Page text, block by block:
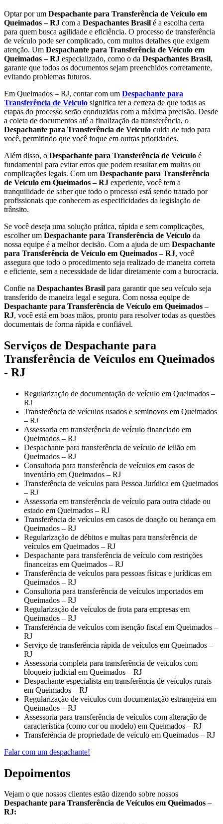
Optar por um Despachante para Transferência de Veículo em
Queimados – RJ com a Despachantes Brasil é a escolha certa
para quem busca agilidade e eficiência. O processo de transferência
de veículo pode ser complicado, com muitos detalhes que exigem
atenção. Um Despachante para Transferência de Veículo em
Queimados – RJ especializado, como o da Despachantes Brasil,
garante que todos os documentos sejam preenchidos corretamente,
evitando problemas futuros.
Em Queimados – RJ, contar com um Despachante para
Transferência de Veículo significa ter a certeza de que todas as
etapas do processo serão conduzidas com a máxima precisão. Desde
a coleta de documentos até a finalização da transferência, o
Despachante para Transferência de Veículo cuida de tudo para
você, permitindo que você foque em outras prioridades.
Além disso, o Despachante para Transferência de Veículo é
fundamental para evitar erros que podem resultar em multas ou
complicações legais. Com um Despachante para Transferência
de Veículo em Queimados – RJ experiente, você tem a
tranquilidade de saber que todo o processo está sendo tratado por
profissionais que conhecem as especificidades da legislação de
trânsito.
Se você deseja uma solução prática, rápida e sem complicações,
escolher um Despachante para Transferência de Veículo da
nossa equipe é a melhor decisão. Com a ajuda de um Despachante
para Transferência de Veículo em Queimados – RJ, você
assegura que todo o procedimento seja realizado de maneira correta
e eficiente, sem a necessidade de lidar diretamente com a burocracia.
Confie na Despachantes Brasil para garantir que seu veículo seja
transferido de maneira legal e segura. Com nossa equipe de
Despachante para Transferência de Veículo em Queimados –
RJ, você está em boas mãos, pronto para resolver todas as questões
documentais de forma rápida e confiável.
Serviços de Despachante para
Transferência de Veículos em Queimados
- RJ
Regularização de documentação de veículo em Queimados –
RJ
Transferência de veículos usados e seminovos em Queimados
– RJ
Assessoria em transferência de veículo financiado em
Queimados – RJ
Despachante para transferência de veículo de leilão em
Queimados – RJ
Consultoria para transferência de veículos em casos de
inventário em Queimados – RJ
Transferência de veículos para Pessoa Jurídica em Queimados
– RJ
Assessoria em transferência de veículo para outra cidade ou
estado em Queimados – RJ
Transferência de veículos em casos de doação ou herança em
Queimados – RJ
Regularização de débitos e multas para transferência de
veículos em Queimados – RJ
Despachante para transferência de veículo com restrições
financeiras em Queimados – RJ
Transferência de veículos para pessoas físicas e jurídicas em
Queimados – RJ
Consultoria para transferência de veículos importados em
Queimados – RJ
Regularização de veículos de frota para empresas em
Queimados – RJ
Transferência de veículos com isenção fiscal em Queimados –
RJ
Serviço de transferência rápida de veículos em Queimados –
RJ
Assessoria completa para transferência de veículos com
bloqueio judicial em Queimados – RJ
Despachante especialista em transferência de veículos rurais
em Queimados – RJ
Regularização de veículos com documentação estrangeira em
Queimados – RJ
Assessoria para transferência de veículos com alteração de
característica (como cor ou modelo) em Queimados – RJ
Transferência de propriedade de veículo em Queimados – RJ
Falar com um despachante!
Depoimentos
Vejam o que nossos clientes estão dizendo sobre nossos
Despachante para Transferência de Veículos em Queimados –
RJ: